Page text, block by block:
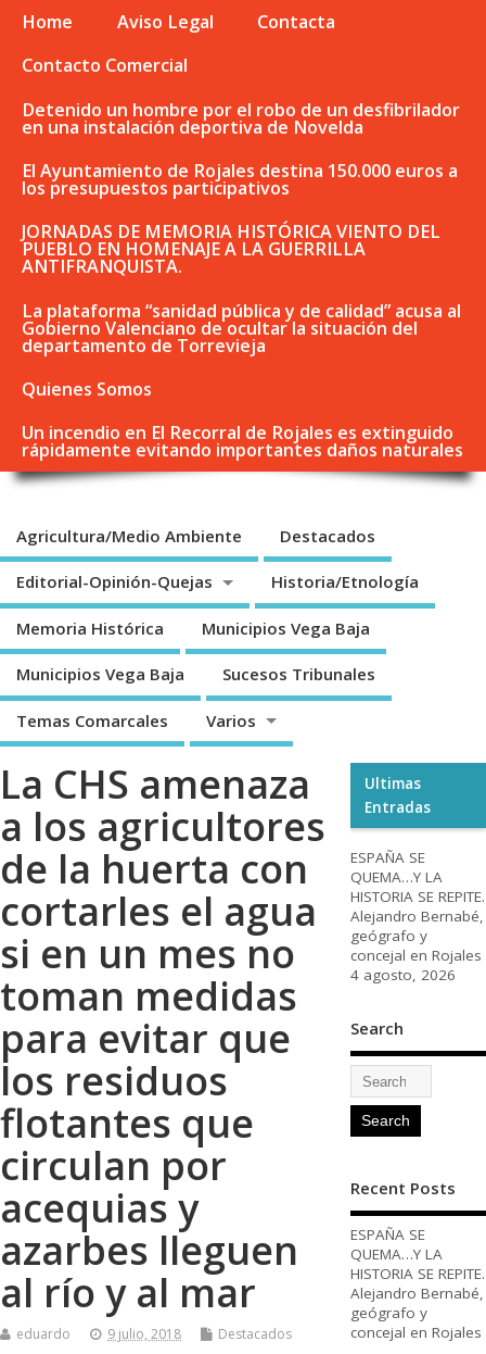
Home Aviso Legal
Contacta
Contacto Comercial
Detenido un hombre por el robo de un desfibrilador
en una instalación deportiva de Novelda
El Ayuntamiento de Rojales destina 150.000 euros a
los presupuestos participativos
JORNADAS DE MEMORIA HISTÓRICA VIENTO DEL
PUEBLO EN HOMENAJE A LA GUERRILLA
ANTIFRANQUISTA.
La plataforma “sanidad pública y de calidad” acusa al
Gobierno Valenciano de ocultar la situación del
departamento de Torrevieja
Quienes Somos
Un incendio en El Recorral de Rojales es extinguido
rápidamente evitando importantes daños naturales
Agricultura/Medio Ambiente Destacados
Editorial-Opinión-Quejas Historia/Etnología
Memoria Histórica Municipios Vega Baja
Municipios Vega Baja Sucesos Tribunales
Temas Comarcales Varios
La CHS amenaza
a los agricultores
de la huerta con
cortarles el agua
si en un mes no
toman medidas
para evitar que
los residuos
flotantes que
circulan por
acequias y
azarbes lleguen
al río y al mar
eduardo 9 julio, 2018 Destacados
Ultimas
Entradas
ESPAÑA SE
QUEMA…Y LA
HISTORIA SE REPITE.
Alejandro Bernabé,
geógrafo y
concejal en Rojales
4 agosto, 2026
Search
Recent Posts
ESPAÑA SE
QUEMA…Y LA
HISTORIA SE REPITE.
Alejandro Bernabé,
geógrafo y
concejal en Rojales